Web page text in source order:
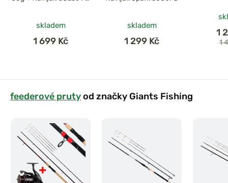
skladem
1 699 Kč
skladem
1 299 Kč
1
1
feederové prutyod značky Giants Fishing